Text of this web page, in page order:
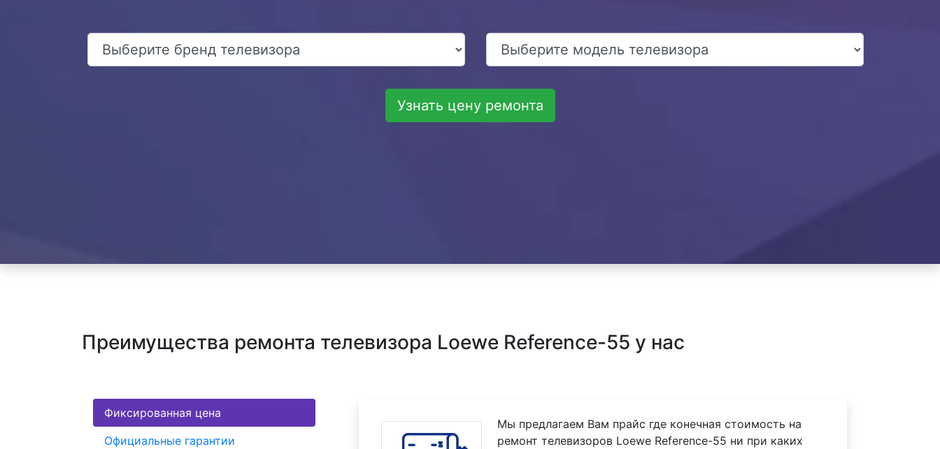
Узнать цену ремонта
Преимущества ремонта телевизора Loewe Reference-55 у нас
Фиксированная цена
Официальные гарантии
Мы предлагаем Вам прайс где конечная стоимость на
ремонт телевизоров Loewe Reference-55 ни при каких